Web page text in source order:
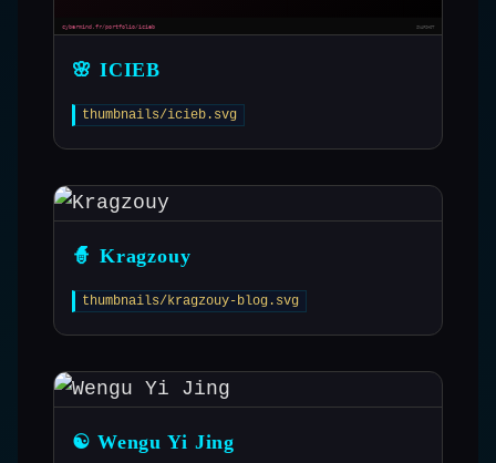
🌸 ICIEB
thumbnails/icieb.svg
🧙 Kragzouy
thumbnails/kragzouy-blog.svg
☯️ Wengu Yi Jing